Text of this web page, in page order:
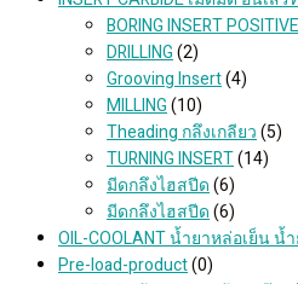
BORING INSERT POSITIVE
DRILLING(2)
Grooving Insert(4)
MILLING(10)
Theading กลึงเกลียว(5)
TURNING INSERT(14)
มีดกลึงไฮสปีด(6)
มีดกลึงไฮสปีด(6)
OIL-COOLANT น้ำยาหล่อเย็น น้
Pre-load-product(0)